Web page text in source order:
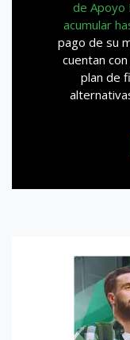
de Apoyo
acumular
pago de su
cuentan
plan de